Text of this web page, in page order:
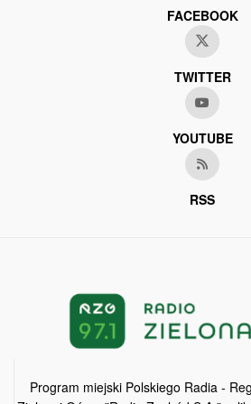
FACEBOOK
TWITTER
YOUTUBE
RSS
Program miejski Polskiego Radia -